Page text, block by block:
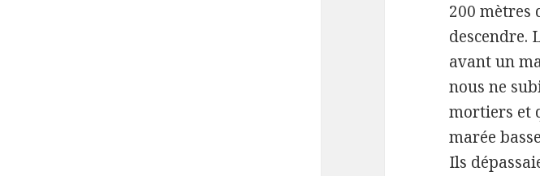
200 mètres
descendre.
avant un
nous ne
mortiers et
marée
Ils